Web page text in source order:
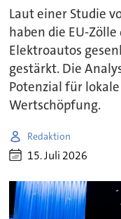
Laut einer Studie
haben die EU-
Elektroautos
gestärkt. Die
Potenzial für
Wertschöpfung.
Redaktion
15. Juli 2026